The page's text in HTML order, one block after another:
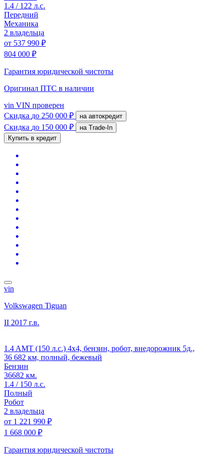
1.4 / 122 л.с.
Передний
Механика
2 владельца
от 537 990 ₽
804 000 ₽
Гарантия юридической чистоты
Оригинал ПТС в наличии
vin VIN проверен
Скидка до 250 000 ₽ на автокредит
Скидка до 150 000 ₽
на Trade-In
Купить в кредит
vin
Volkswagen Tiguan
II 2017 г.в.
1.4 AMT (150 л.с.) 4x4, бензин, робот, внедорожник 5д.,
36 682 км, полный, бежевый
Бензин
36682 км.
1.4 / 150 л.с.
Полный
Робот
2 владельца
от 1 221 990 ₽
1 668 000 ₽
Гарантия юридической чистоты